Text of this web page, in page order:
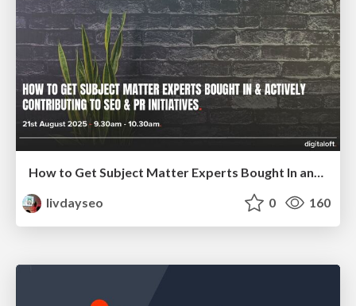
How to Get Subject Matter Experts Bought In and Actively Contributing to SEO & PR Initiatives.
livdayseo
0 160